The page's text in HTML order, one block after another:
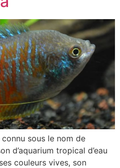
sous le nom de
d’aquarium tropical d’eau
couleurs vives, son